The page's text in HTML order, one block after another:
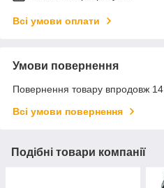
Всі умови оплати
Умови повернення
Повернення товару впродовж 14
Всі умови повернення
Подібні товари компанії